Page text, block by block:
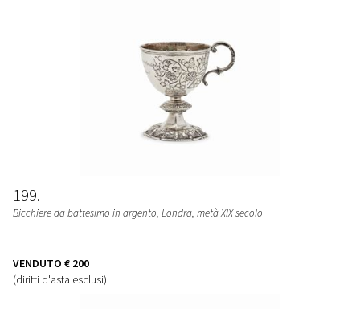
199
Bicchiere da battesimo in argento, Londra, metà XIX secolo
VENDUTO € 200
(diritti d'asta esclusi)